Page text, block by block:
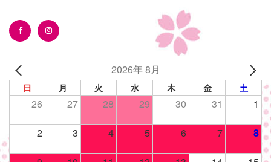
2026年 8月
日 月 火 水 木 金 土
26 27 28 29 30 31 1
2 3 4 5 6 7 8